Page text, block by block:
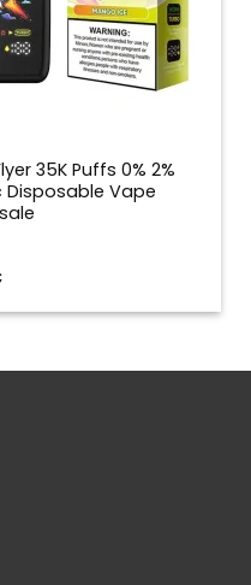
35K Puffs 0% 2%
Disposable Vape